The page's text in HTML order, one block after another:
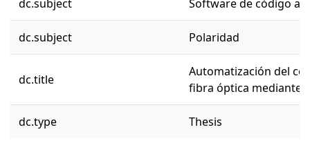
dc.subject Software de código
dc.subject Polaridad
dc.title
Automatización del
fibra óptica mediante
dc.type Thesis